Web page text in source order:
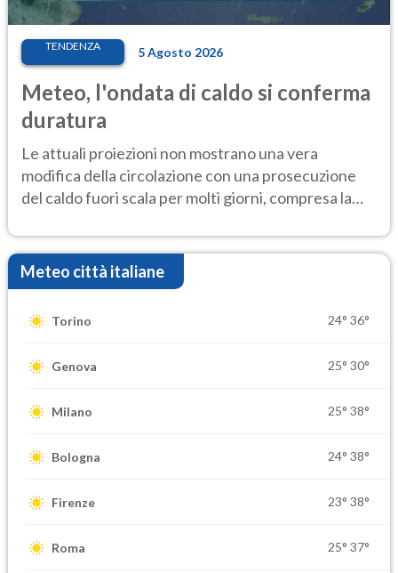
TENDENZA 5 Agosto 2026
Meteo, l'ondata di caldo si conferma
duratura
Le attuali proiezioni non mostrano una vera
modifica della circolazione con una prosecuzione
del caldo fuori scala per molti giorni, compresa la
Meteo città italiane
Torino 24° 36°
Genova 25° 30°
Milano 25° 38°
Bologna 24° 38°
Firenze 23° 38°
Roma 25° 37°